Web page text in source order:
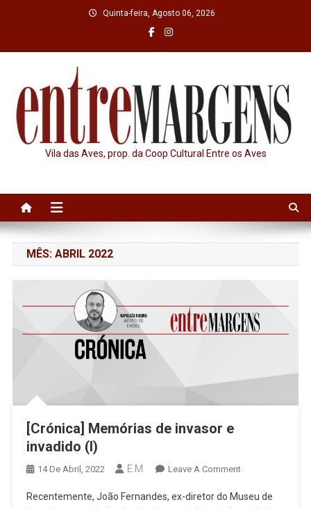
Quinta-feira, Agosto 06, 2026
Vila das Aves, prop. da Coop Cultural Entre os Aves
MÊS: ABRIL 2022
[Crónica] Memórias de invasor e
invadido (I)
14 De Abril, 2022 E.M. Leave A CommentOn
Memórias
Recentemente, João Fernandes, ex-diretor do Museu de